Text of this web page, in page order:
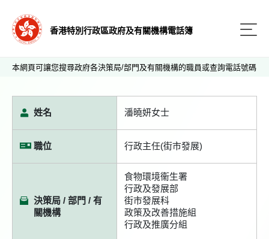
香港特別行政區政府及有關機構電話簿
本網頁可讓您搜尋政府各決策局/部門及有關機構的職員或查詢電話號碼
姓名 潘曉妍女士
職位 行政主任(街市發展)
決策局 / 部門 / 有
關機構
食物環境衞生署
行政及發展部
街市發展科
政策及改善措施組
行政及推廣分組